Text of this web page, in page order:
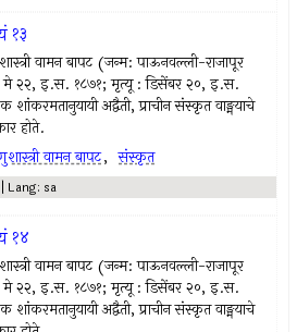
१३
वामन बापट (जन्म: पाऊनवल्ली-राजापूर
मे २२, इ.स. १८७१; मृत्यू : डिसेंबर २०, इ.स.
शांकरमतानुयायी अद्वैती, प्राचीन संस्कृत वाङ्मयाचे
होते.
वामन बापट, संस्कृत
Lang: sa
१४
वामन बापट (जन्म: पाऊनवल्ली-राजापूर
मे २२, इ.स. १८७१; मृत्यू : डिसेंबर २०, इ.स.
शांकरमतानुयायी अद्वैती, प्राचीन संस्कृत वाङ्मयाचे